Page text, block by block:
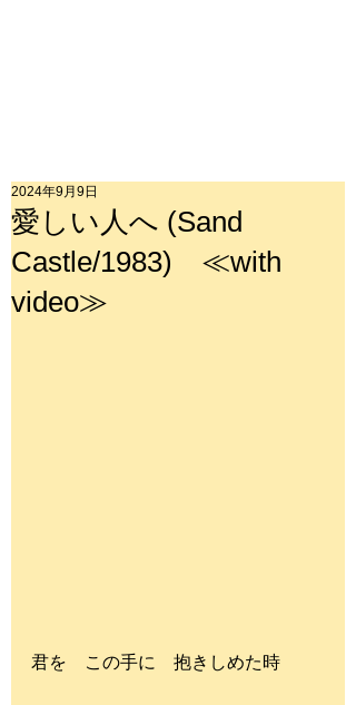
愛しい人へ (Sand
Castle/1983) ≪with
video≫
2024年9月9日
君を　この手に　抱きしめた時